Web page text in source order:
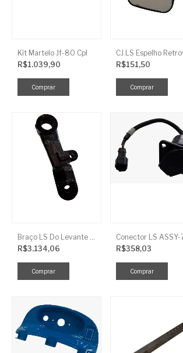
Kit Martelo Jf-80 Cpl
R$1.039,90
R$151,50
Braço LS Do Levante Direito P/Cilindro
R$3.134,06
R$358,03